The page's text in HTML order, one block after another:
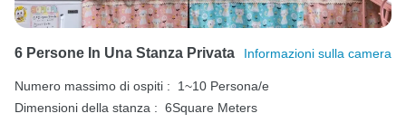
6 Persone In Una Stanza Privata Informazioni sulla camera
Numero massimo di ospiti :
1~10 Persona/e
Dimensioni della stanza : 6Square Meters